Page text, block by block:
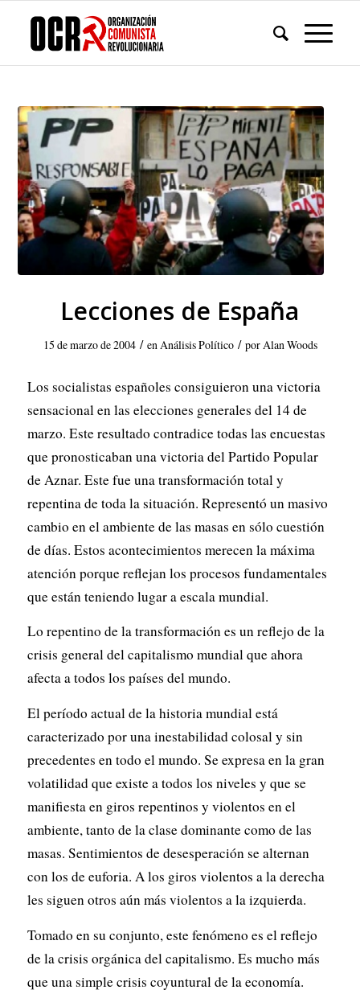
Lecciones de España
15 de marzo de 2004 / enAnálisis Político / porAlan Woods
Los socialistas españoles consiguieron una victoria
sensacional en las elecciones generales del 14 de
marzo. Este resultado contradice todas las encuestas
que pronosticaban una victoria del Partido Popular
de Aznar. Este fue una transformación total y
repentina de toda la situación. Representó un masivo
cambio en el ambiente de las masas en sólo cuestión
de días. Estos acontecimientos merecen la máxima
atención porque reflejan los procesos fundamentales
que están teniendo lugar a escala mundial.
Lo repentino de la transformación es un reflejo de la
crisis general del capitalismo mundial que ahora
afecta a todos los países del mundo.
El período actual de la historia mundial está
caracterizado por una inestabilidad colosal y sin
precedentes en todo el mundo. Se expresa en la gran
volatilidad que existe a todos los niveles y que se
manifiesta en giros repentinos y violentos en el
ambiente, tanto de la clase dominante como de las
masas. Sentimientos de desesperación se alternan
con los de euforia. A los giros violentos a la derecha
les siguen otros aún más violentos a la izquierda.
Tomado en su conjunto, este fenómeno es el reflejo
de la crisis orgánica del capitalismo. Es mucho más
que una simple crisis coyuntural de la economía.